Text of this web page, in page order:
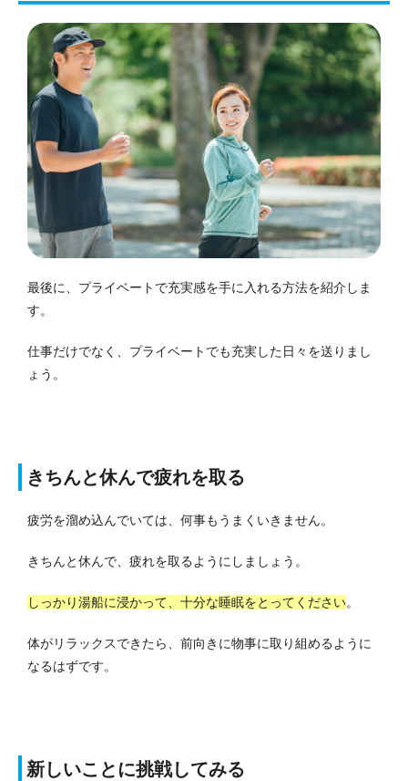
最後に、プライベートで充実感を手に入れる方法を紹介しま
す。
仕事だけでなく、プライベートでも充実した日々を送りまし
ょう。
きちんと休んで疲れを取る
疲労を溜め込んでいては、何事もうまくいきません。
きちんと休んで、疲れを取るようにしましょう。
しっかり湯船に浸かって、十分な睡眠をとってください。
体がリラックスできたら、前向きに物事に取り組めるように
なるはずです。
新しいことに挑戦してみる